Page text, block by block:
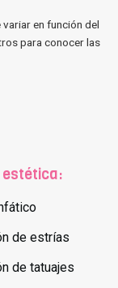
en función del
para conocer las
estética:
de estrías
de tatuajes